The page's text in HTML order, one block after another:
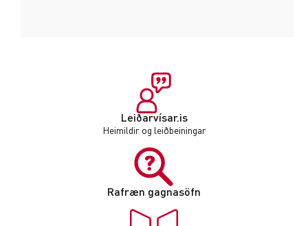
Leiðarvísar.is
Heimildir og leiðbeiningar
Rafræn gagnasöfn